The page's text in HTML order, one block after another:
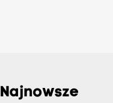
Najnowsze